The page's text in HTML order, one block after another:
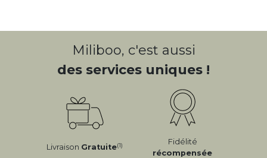
Miliboo, c'est aussi
des services uniques !
Livraison Gratuite(1)
Fidélité
récompensée